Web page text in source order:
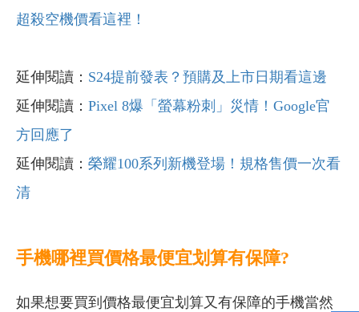
超殺空機價看這裡！
延伸閱讀： S24提前發表？預購及上市日期看這邊
延伸閱讀： Pixel 8爆「螢幕粉刺」災情！Google官
方回應了
延伸閱讀： 榮耀100系列新機登場！規格售價一次看
清
手機哪裡買價格最便宜划算有保障?
如果想要買到價格最便宜划算又有保障的手機當然